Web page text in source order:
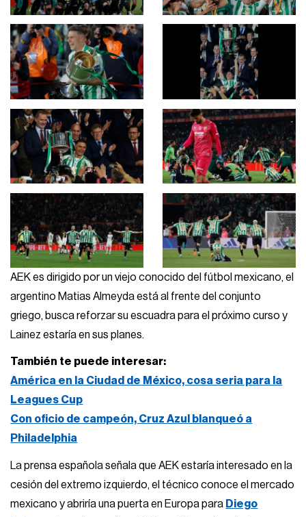
AEK es dirigido por un viejo conocido del fútbol mexicano, el
argentino Matias Almeyda está al frente del conjunto
griego, busca reforzar su escuadra para el próximo curso y
Lainez estaría en sus planes.
También te puede interesar:
América en la Ciudad de México, cosa seria para la
Leagues Cup
Con oficio de campeón, Cruz Azul blanqueó a
Philadelphia
La prensa española señala que AEK estaría interesado en la
cesión del extremo izquierdo, el técnico conoce el mercado
mexicano y abriría una puerta en Europa para Diego